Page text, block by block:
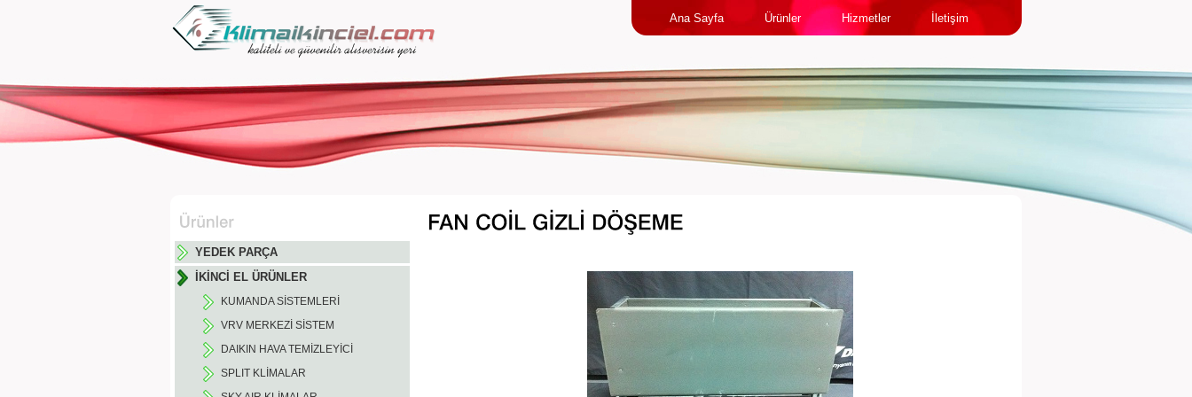
Ana Sayfa Ürünler Hizmetler İletişim
YEDEK PARÇA
İKİNCİ EL ÜRÜNLER
KUMANDA SİSTEMLERİ
VRV MERKEZİ SİSTEM
DAIKIN HAVA TEMİZLEYİCİ
SPLIT KLİMALAR